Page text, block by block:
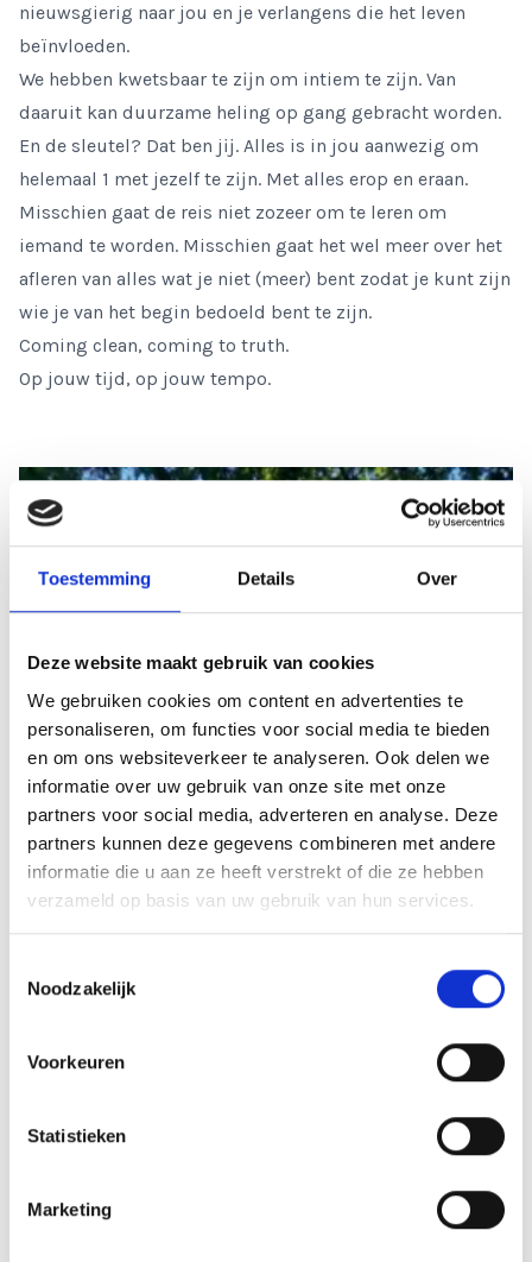
Toestemming Details Over
Deze website maakt gebruik van cookies
We gebruiken cookies om content en advertenties te
personaliseren, om functies voor social media te bieden
en om ons websiteverkeer te analyseren. Ook delen we
informatie over uw gebruik van onze site met onze
partners voor social media, adverteren en analyse. Deze
partners kunnen deze gegevens combineren met andere
informatie die u aan ze heeft verstrekt of die ze hebben
verzameld op basis van uw gebruik van hun services.
Noodzakelijk
Voorkeuren
Statistieken
Marketing
nieuwsgierig naar jou en je verlangens die het leven
beïnvloeden.
We hebben kwetsbaar te zĳn om intiem te zĳn. Van
daaruit kan duurzame heling op gang gebracht worden.
En de sleutel? Dat ben jĳ. Alles is in jou aanwezig om
helemaal 1 met jezelf te zĳn. Met alles erop en eraan.
Misschien gaat de reis niet zozeer om te leren om
iemand te worden. Misschien gaat het wel meer over het
afleren van alles wat je niet (meer) bent zodat je kunt zijn
wie je van het begin bedoeld bent te zijn.
Coming clean, coming to truth.
Op jouw tĳd, op jouw tempo.